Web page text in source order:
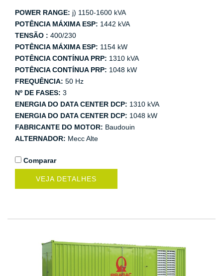
POWER RANGE: j) 1150-1600 kVA
POTÊNCIA MÁXIMA ESP: 1442 kVA
TENSÃO : 400/230
POTÊNCIA MÁXIMA ESP: 1154 kW
POTÊNCIA CONTÍNUA PRP: 1310 kVA
POTÊNCIA CONTÍNUA PRP: 1048 kW
FREQUÊNCIA: 50 Hz
Nº DE FASES: 3
ENERGIA DO DATA CENTER DCP: 1310 kVA
ENERGIA DO DATA CENTER DCP: 1048 kW
FABRICANTE DO MOTOR: Baudouin
ALTERNADOR: Mecc Alte
Comparar
VEJA DETALHES